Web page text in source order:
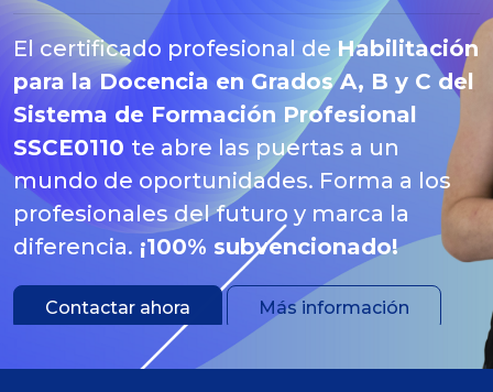
El certificado profesional de Habilitación
para la Docencia en Grados A, B y C del
Sistema de Formación Profesional
SSCE0110 te abre las puertas a un
mundo de oportunidades. Forma a los
profesionales del futuro y marca la
diferencia. ¡100% subvencionado!
Contactar ahora Más información